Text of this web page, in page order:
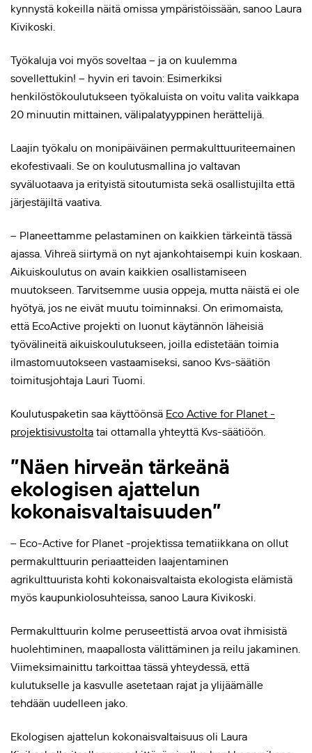
kynnystä kokeilla näitä omissa ympäristöissään, sanoo Laura
Kivikoski.
Työkaluja voi myös soveltaa – ja on kuulemma
sovellettukin! – hyvin eri tavoin: Esimerkiksi
henkilöstökoulutukseen työkaluista on voitu valita vaikkapa
20 minuutin mittainen, välipalatyyppinen herättelijä.
Laajin työkalu on monipäiväinen permakulttuuriteemainen
ekofestivaali. Se on koulutusmallina jo valtavan
syväluotaava ja erityistä sitoutumista sekä osallistujilta että
järjestäjiltä vaativa.
– Planeettamme pelastaminen on kaikkien tärkeintä tässä
ajassa. Vihreä siirtymä on nyt ajankohtaisempi kuin koskaan.
Aikuiskoulutus on avain kaikkien osallistamiseen
muutokseen. Tarvitsemme uusia oppeja, mutta näistä ei ole
hyötyä, jos ne eivät muutu toiminnaksi. On erimomaista,
että EcoActive projekti on luonut käytännön läheisiä
työvälineitä aikuiskoulutukseen, joilla edistetään toimia
ilmastomuutokseen vastaamiseksi, sanoo Kvs-säätiön
toimitusjohtaja Lauri Tuomi.
Koulutuspaketin saa käyttöönsä Eco Active for Planet -
projektisivustolta tai ottamalla yhteyttä Kvs-säätiöön.
”Näen hirveän tärkeänä
ekologisen ajattelun
kokonaisvaltaisuuden”
– Eco-Active for Planet -projektissa tematiikkana on ollut
permakulttuurin periaatteiden laajentaminen
agrikulttuurista kohti kokonaisvaltaista ekologista elämistä
myös kaupunkiolosuhteissa, sanoo Laura Kivikoski.
Permakulttuurin kolme peruseettistä arvoa ovat ihmisistä
huolehtiminen, maapallosta välittäminen ja reilu jakaminen.
Viimeksimainittu tarkoittaa tässä yhteydessä, että
kulutukselle ja kasvulle asetetaan rajat ja ylijäämälle
tehdään uudelleen jako.
Ekologisen ajattelun kokonaisvaltaisuus oli Laura